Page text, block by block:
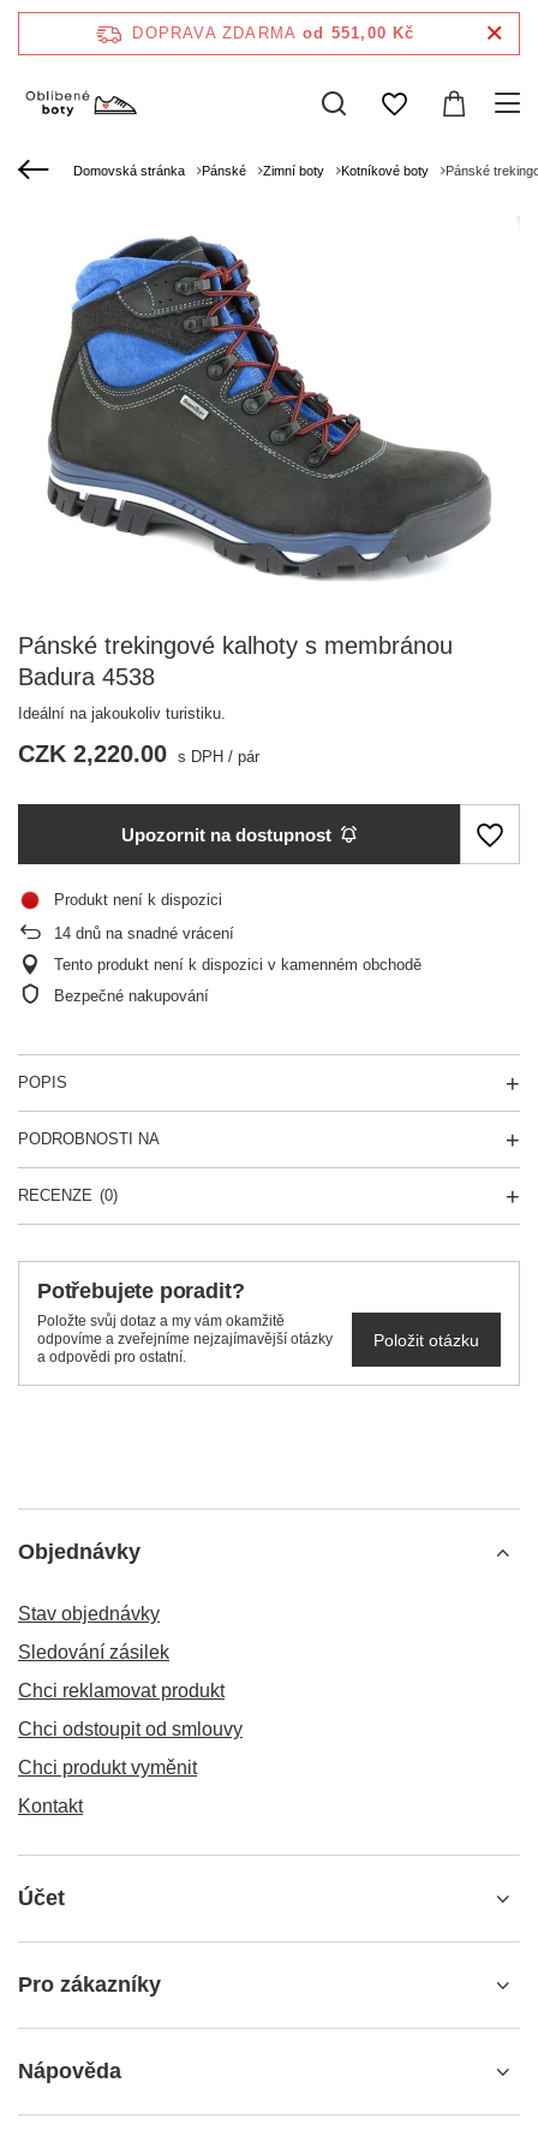
DOPRAVA ZDARMA od 551,00 Kč
Domovská stránka Pánské Zimní boty Kotníkové boty Pánské
Pánské trekingové kalhoty s membránou
Badura 4538
Ideální na jakoukoliv turistiku.
CZK 2,220.00 s DPH / pár
Upozornit na dostupnost
Produkt není k dispozici
14 dnů na snadné vrácení
Tento produkt není k dispozici v kamenném obchodě
Bezpečné nakupování
POPIS
PODROBNOSTI NA
RECENZE (0)
Potřebujete poradit?
Položte svůj dotaz a my vám okamžitě
odpovíme a zveřejníme nejzajímavější otázky
a odpovědi pro ostatní.
Položit otázku
Objednávky
Stav objednávky
Sledování zásilek
Chci reklamovat produkt
Chci odstoupit od smlouvy
Chci produkt vyměnit
Kontakt
Účet
Pro zákazníky
Nápověda